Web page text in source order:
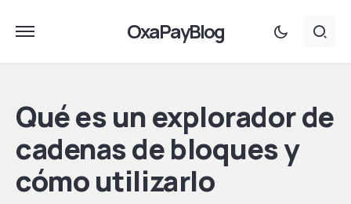
OxaPayBlog
Qué es un explorador de
cadenas de bloques y
cómo utilizarlo